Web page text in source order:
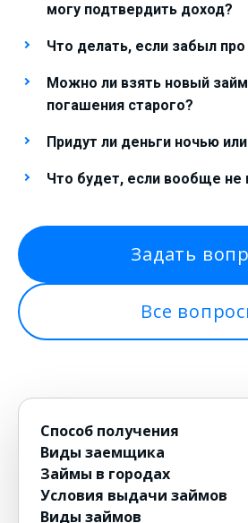
могу подтвердить доход?
Что делать, если забыл
Можно ли взять новый займ
погашения старого?
Придут ли деньги ночью
Что будет, если вообще не
Задать
Все
Способ получения
На банковский счет
Через контакт
На карту
на Киви
Виды заемщика
Пенсионерам до 80 лет
Для должников
Безработным
Займы в городах
в Москве
в Санкт-Петербурге
Условия выдачи займов
Бесплатные
Виды займов